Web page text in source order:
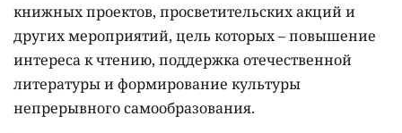
книжных проектов, просветительских акций и
других мероприятий, цель которых –повышение
интереса к чтению, поддержка отечественной
литературы и формирование культуры
непрерывного самообразования.